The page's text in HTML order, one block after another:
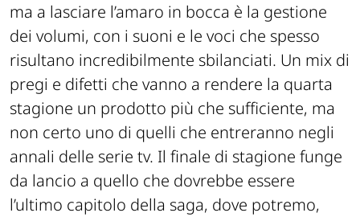
ma a lasciare l’amaro in bocca è la gestione
dei volumi, con i suoni e le voci che spesso
risultano incredibilmente sbilanciati. Un mix di
pregi e difetti che vanno a rendere la quarta
stagione un prodotto più che sufficiente, ma
non certo uno di quelli che entreranno negli
annali delle serie tv. Il finale di stagione funge
da lancio a quello che dovrebbe essere
l’ultimo capitolo della saga, dove potremo,